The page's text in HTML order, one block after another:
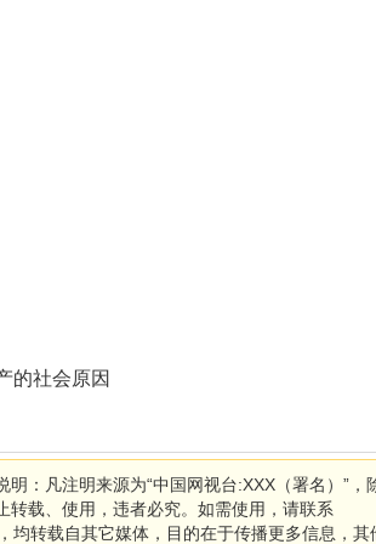
的社会原因
：凡注明来源为“中国网视台:XXX（署名）”，
载、使用，违者必究。如需使用，请联系
均转载自其它媒体，目的在于传播更多信息，其